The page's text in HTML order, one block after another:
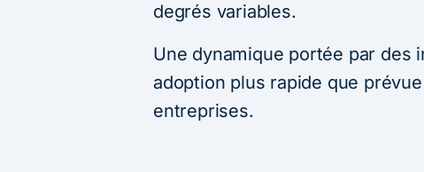
degrés variables.
Une dynamique portée par des
adoption plus rapide que
entreprises.